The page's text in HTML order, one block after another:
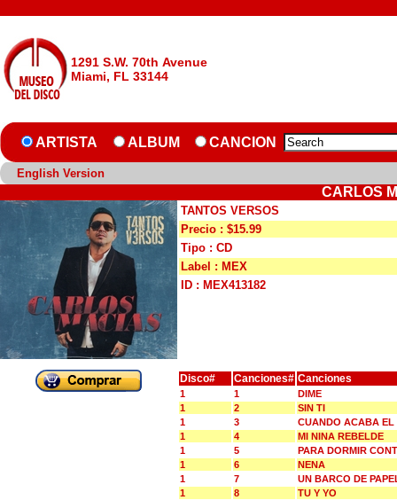
1291 S.W. 70th Avenue
Miami, FL 33144
ARTISTA ALBUM CANCION
English Version
CARLOS
TANTOS VERSOS
Precio : $15.99
Tipo : CD
Label : MEX
ID : MEX413182
Disco# Canciones# Canciones
1 1
DIME
1
2
SIN TI
1
3
CUANDO ACABA EL
1
4
MI NINA REBELDE
1
5
PARA DORMIR
1
6
NENA
1
7
UN BARCO DE
1
8
TU Y YO